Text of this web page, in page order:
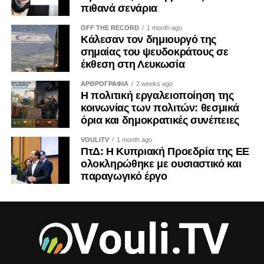
ΣΟΦΟΚΛΉΣ ΜΟΎΣΟΥΛΟΣ
ΧΡΙΣΤΆΚΗΣ ΤΖΙΟΒΆΝΗΣ
UP NEXT
ΤΑ ΝΕΑ ΜΕΤΡΑ ΑΝΤΙΜΕΤΩΠΙΣΗΣ ΤΗΣ
ΠΑΝΔΗΜΙΑΣ COVID 19 – Ζέτα ΑΙΜΙΛΙΑΝΙΔΟΥ
05/11/2020
DON'T MISS
LIVE | Κυκλοφοριακό Λευκωσίας: Υπάρχει λύση; |
Τρίτη 20 Οκτωβρίου 2020
πιθανά σενάρια
OFF THE RECORD 1 month ago
Κάλεσαν τον δημιουργό της
σημαίας του ψευδοκράτους σε
έκθεση στη Λευκωσία
ΑΡΘΡΟΓΡΑΦΙΑ 2 weeks ago
Η πολιτική εργαλειοποίηση της
κοινωνίας των πολιτών: θεσμικά
όρια και δημοκρατικές συνέπειες
VOULITV 1 month ago
ΠτΔ: Η Κυπριακή Προεδρία της ΕΕ
ολοκληρώθηκε με ουσιαστικό και
παραγωγικό έργο